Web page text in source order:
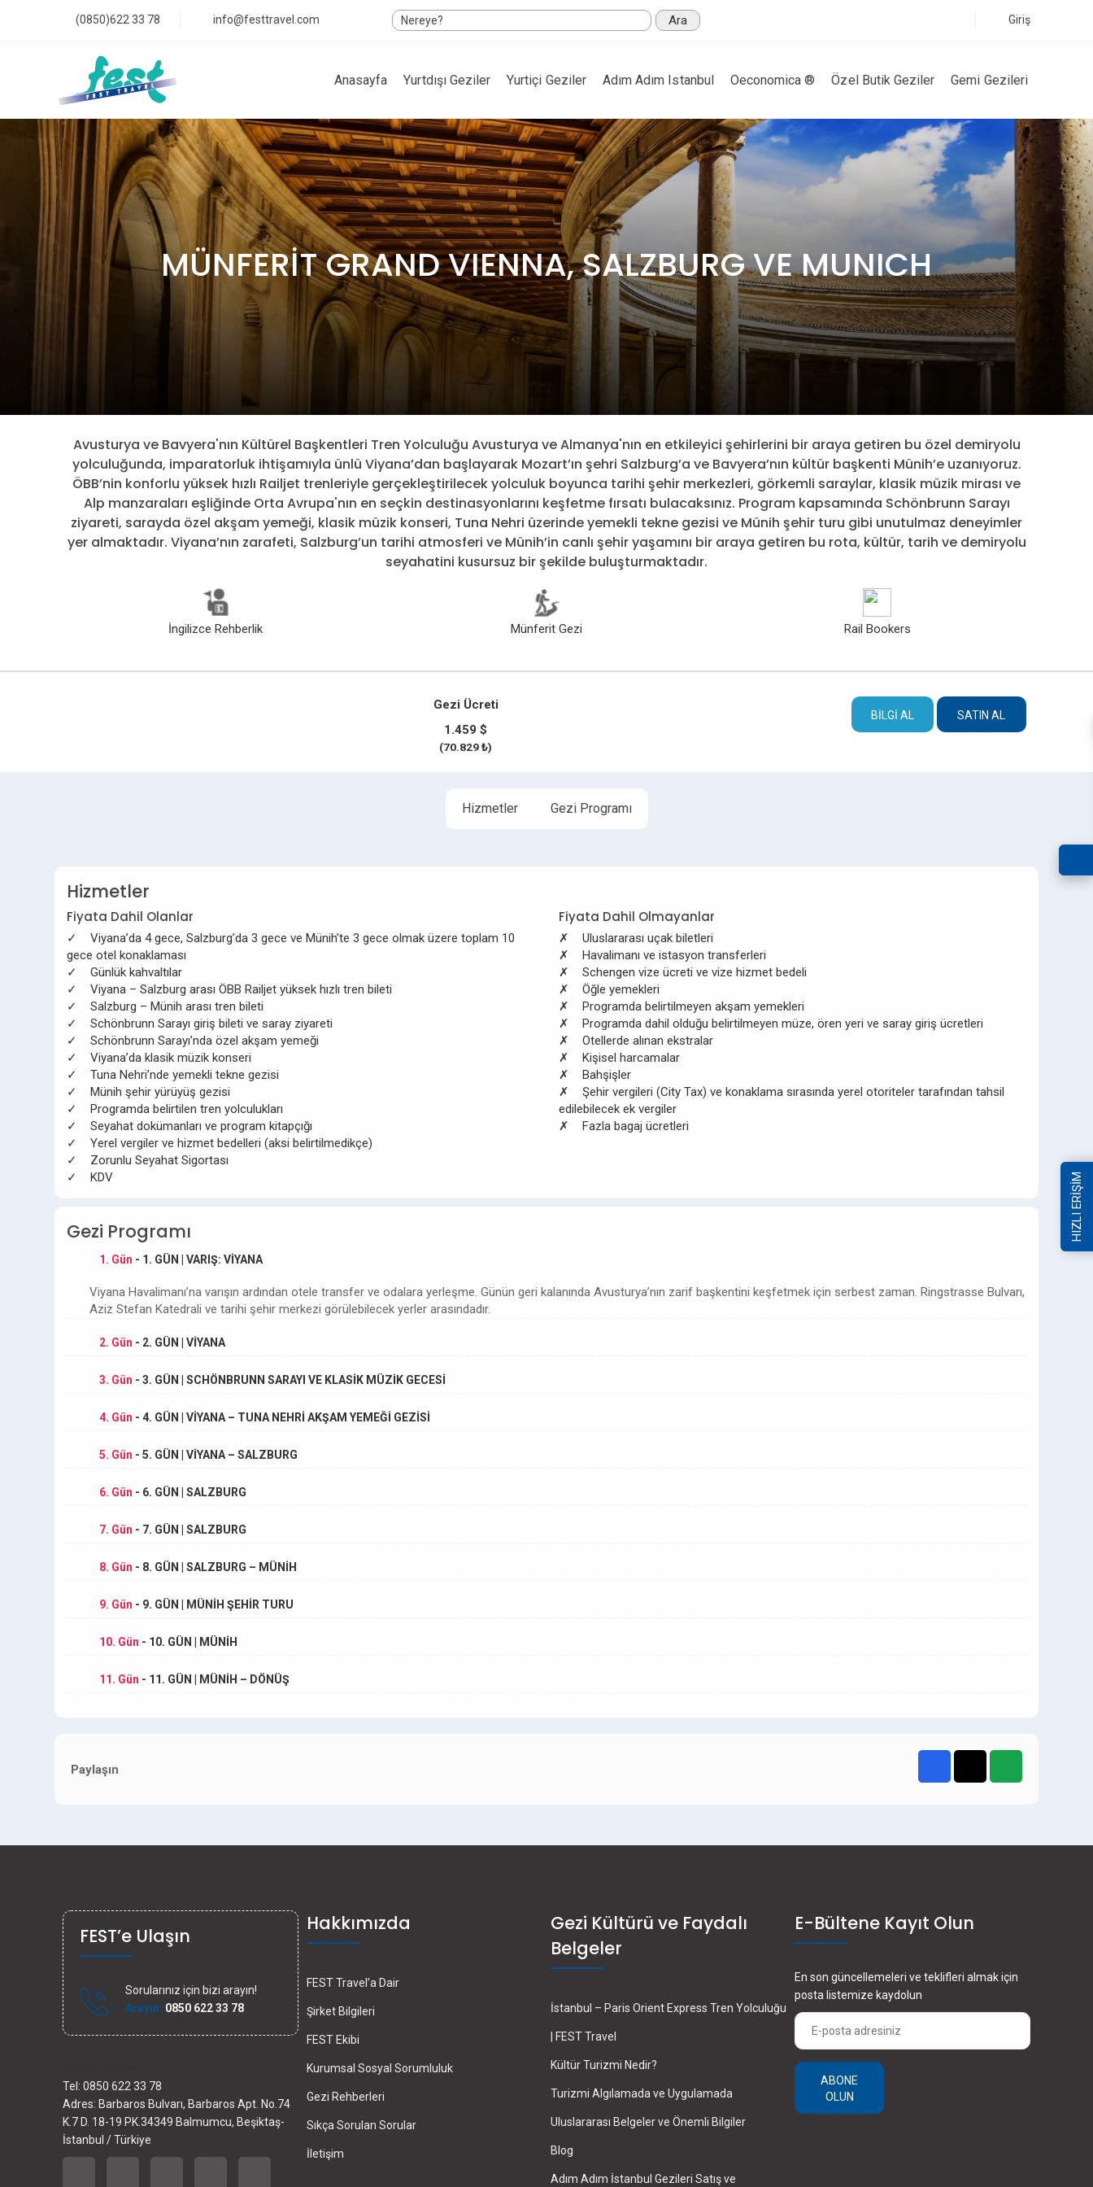
(0850)622 33 78 info@festtravel.com Ara Giriş
Anasayfa Yurtdışı Geziler Yurtiçi Geziler Adım Adım Istanbul Oeconomica ® Özel Butik Geziler Gemi Gezileri
MÜNFERİT GRAND VIENNA, SALZBURG VE MUNICH
Avusturya ve Bavyera'nın Kültürel Başkentleri Tren Yolculuğu Avusturya ve Almanya'nın en etkileyici şehirlerini bir araya getiren bu özel demiryolu
yolculuğunda, imparatorluk ihtişamıyla ünlü Viyana’dan başlayarak Mozart’ın şehri Salzburg’a ve Bavyera’nın kültür başkenti Münih’e uzanıyoruz.
ÖBB’nin konforlu yüksek hızlı Railjet trenleriyle gerçekleştirilecek yolculuk boyunca tarihi şehir merkezleri, görkemli saraylar, klasik müzik mirası ve
Alp manzaraları eşliğinde Orta Avrupa'nın en seçkin destinasyonlarını keşfetme fırsatı bulacaksınız. Program kapsamında Schönbrunn Sarayı
ziyareti, sarayda özel akşam yemeği, klasik müzik konseri, Tuna Nehri üzerinde yemekli tekne gezisi ve Münih şehir turu gibi unutulmaz deneyimler
yer almaktadır. Viyana’nın zarafeti, Salzburg’un tarihi atmosferi ve Münih’in canlı şehir yaşamını bir araya getiren bu rota, kültür, tarih ve demiryolu
seyahatini kusursuz bir şekilde buluşturmaktadır.
İngilizce Rehberlik Münferit Gezi Rail Bookers
Gezi Ücreti
1.459 $
(70.829 ₺)
BILGI AL SATIN AL
Hizmetler Gezi Programı
Hizmetler
Fiyata Dahil Olanlar
✓ Viyana’da 4 gece, Salzburg’da 3 gece ve Münih’te 3 gece olmak üzere toplam 10
gece otel konaklaması
✓ Günlük kahvaltılar
✓ Viyana – Salzburg arası ÖBB Railjet yüksek hızlı tren bileti
✓ Salzburg – Münih arası tren bileti
✓ Schönbrunn Sarayı giriş bileti ve saray ziyareti
✓ Schönbrunn Sarayı’nda özel akşam yemeği
✓ Viyana’da klasik müzik konseri
✓ Tuna Nehri’nde yemekli tekne gezisi
✓ Münih şehir yürüyüş gezisi
✓ Programda belirtilen tren yolculukları
✓ Seyahat dokümanları ve program kitapçığı
✓ Yerel vergiler ve hizmet bedelleri (aksi belirtilmedikçe)
✓ Zorunlu Seyahat Sigortası
✓ KDV
Fiyata Dahil Olmayanlar
✗ Uluslararası uçak biletleri
✗ Havalimanı ve istasyon transferleri
✗ Schengen vize ücreti ve vize hizmet bedeli
✗ Öğle yemekleri
✗ Programda belirtilmeyen akşam yemekleri
✗ Programda dahil olduğu belirtilmeyen müze, ören yeri ve saray giriş ücretleri
✗ Otellerde alınan ekstralar
✗ Kişisel harcamalar
✗ Bahşişler
✗ Şehir vergileri (City Tax) ve konaklama sırasında yerel otoriteler tarafından tahsil
edilebilecek ek vergiler
✗ Fazla bagaj ücretleri
Gezi Programı
1. Gün - 1. GÜN | VARIŞ: VİYANA
Viyana Havalimanı’na varışın ardından otele transfer ve odalara yerleşme. Günün geri kalanında Avusturya’nın zarif başkentini keşfetmek için serbest zaman. Ringstrasse Bulvarı,
Aziz Stefan Katedrali ve tarihi şehir merkezi görülebilecek yerler arasındadır.
2. Gün - 2. GÜN | VİYANA
3. Gün - 3. GÜN | SCHÖNBRUNN SARAYI VE KLASİK MÜZİK GECESİ
4. Gün - 4. GÜN | VİYANA – TUNA NEHRİ AKŞAM YEMEĞİ GEZİSİ
5. Gün - 5. GÜN | VİYANA – SALZBURG
6. Gün - 6. GÜN | SALZBURG
7. Gün - 7. GÜN | SALZBURG
8. Gün - 8. GÜN | SALZBURG – MÜNİH
9. Gün - 9. GÜN | MÜNİH ŞEHİR TURU
10. Gün - 10. GÜN | MÜNİH
11. Gün - 11. GÜN | MÜNİH – DÖNÜŞ
Paylaşın
HIZLI ERİŞİM
FEST’e Ulaşın
Sorularınız için bizi arayın!
Arayın: 0850 622 33 78
Tel: 0850 622 33 78
Adres: Barbaros Bulvarı, Barbaros Apt. No.74
K.7 D. 18-19 PK.34349 Balmumcu, Beşiktaş-
İstanbul / Türkiye
Hakkımızda
FEST Travel’a Dair
Şirket Bilgileri
FEST Ekibi
Kurumsal Sosyal Sorumluluk
Gezi Rehberleri
Sıkça Sorulan Sorular
İletişim
Gezi Kültürü ve Faydalı
Belgeler
İstanbul – Paris Orient Express Tren Yolculuğu
| FEST Travel
Kültür Turizmi Nedir?
Turizmi Algılamada ve Uygulamada
Uluslararası Belgeler ve Önemli Bilgiler
Blog
Adım Adım İstanbul Gezileri Satış ve
E-Bültene Kayıt Olun
En son güncellemeleri ve teklifleri almak için
posta listemize kaydolun
ABONE
OLUN